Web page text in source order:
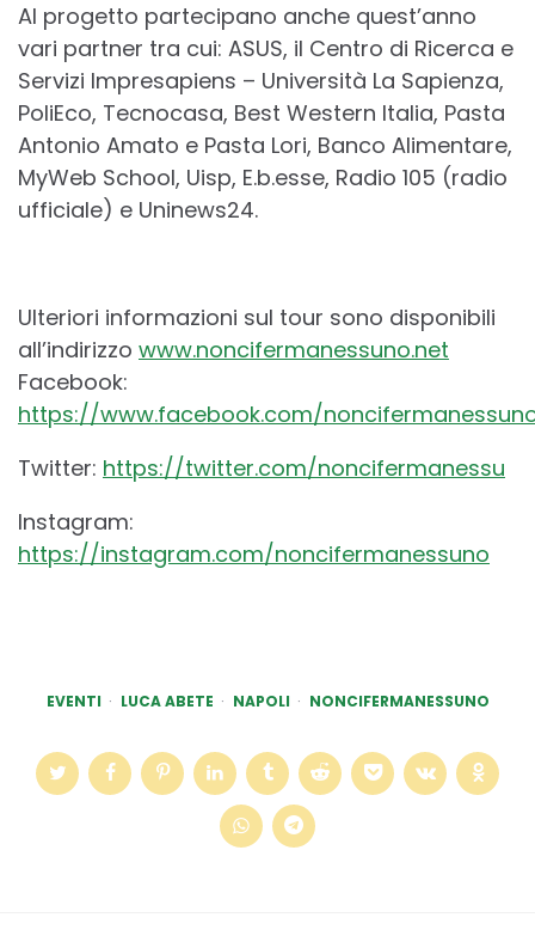
Al progetto partecipano anche quest’anno
vari partner tra cui: ASUS, il Centro di Ricerca e
Servizi Impresapiens – Università La Sapienza,
PoliEco, Tecnocasa, Best Western Italia, Pasta
Antonio Amato e Pasta Lori, Banco Alimentare,
MyWeb School, Uisp, E.b.esse, Radio 105 (radio
ufficiale) e Uninews24.
Ulteriori informazioni sul tour sono disponibili
all’indirizzo www.noncifermanessuno.net
Facebook:
https://www.facebook.com/
Twitter: https://twitter.com/noncifermanessu
Instagram:
https://instagram.com/noncifermanessuno
EVENTI LUCA ABETE NAPOLI NONCIFERMANESSUNO